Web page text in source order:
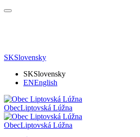
SKSlovensky
SKSlovensky
ENEnglish
ObecLiptovská Lúžna
ObecLiptovská Lúžna